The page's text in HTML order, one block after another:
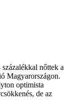
nőttek a
Magyarországon.
optimista
de az